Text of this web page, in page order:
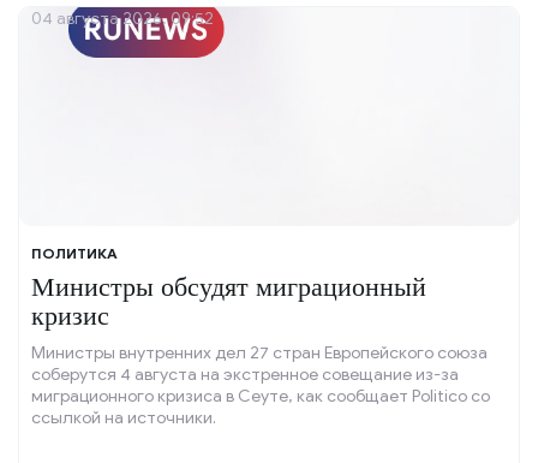
ПОЛИТИКА
Министры обсудят миграционный
кризис
Министры внутренних дел 27 стран Европейского союза
соберутся 4 августа на экстренное совещание из-за
миграционного кризиса в Сеуте, как сообщает Politico со
ссылкой на источники.
04 августа 2026, 09:52